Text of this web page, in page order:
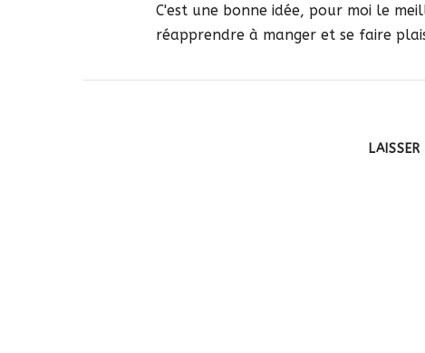
C'est une bonne idée, pour moi le
réapprendre à manger et se faire